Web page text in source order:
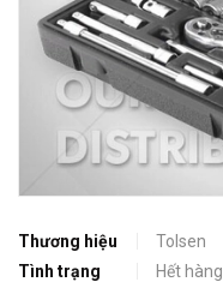
Thương hiệu
Tolsen
Tình trạng
Hết hàng